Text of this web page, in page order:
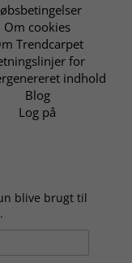
Om cookies
Trendcarpet
for
indhold
Blog
Log på
blive brugt til